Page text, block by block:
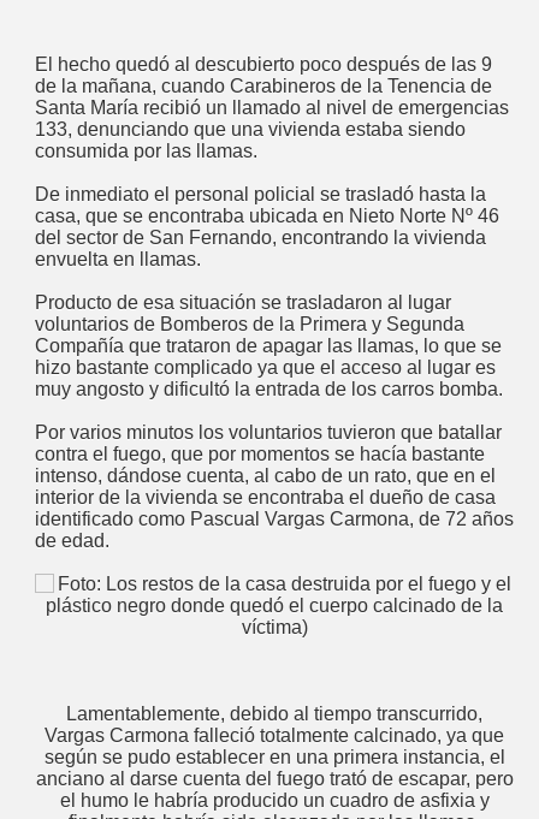
El hecho quedó al descubierto poco después de las 9
de la mañana, cuando Carabineros de la Tenencia de
Santa María recibió un llamado al nivel de emergencias
133, denunciando que una vivienda estaba siendo
consumida por las llamas.
De inmediato el personal policial se trasladó hasta la
casa, que se encontraba ubicada en Nieto Norte Nº 46
del sector de San Fernando, encontrando la vivienda
envuelta en llamas.
Producto de esa situación se trasladaron al lugar
voluntarios de Bomberos de la Primera y Segunda
Compañía que trataron de apagar las llamas, lo que se
hizo bastante complicado ya que el acceso al lugar es
muy angosto y dificultó la entrada de los carros bomba.
Por varios minutos los voluntarios tuvieron que batallar
contra el fuego, que por momentos se hacía bastante
intenso, dándose cuenta, al cabo de un rato, que en el
interior de la vivienda se encontraba el dueño de casa
identificado como Pascual Vargas Carmona, de 72 años
de edad.
Lamentablemente, debido al tiempo transcurrido,
Vargas Carmona falleció totalmente calcinado, ya que
según se pudo establecer en una primera instancia, el
anciano al darse cuenta del fuego trató de escapar, pero
el humo le habría producido un cuadro de asfixia y